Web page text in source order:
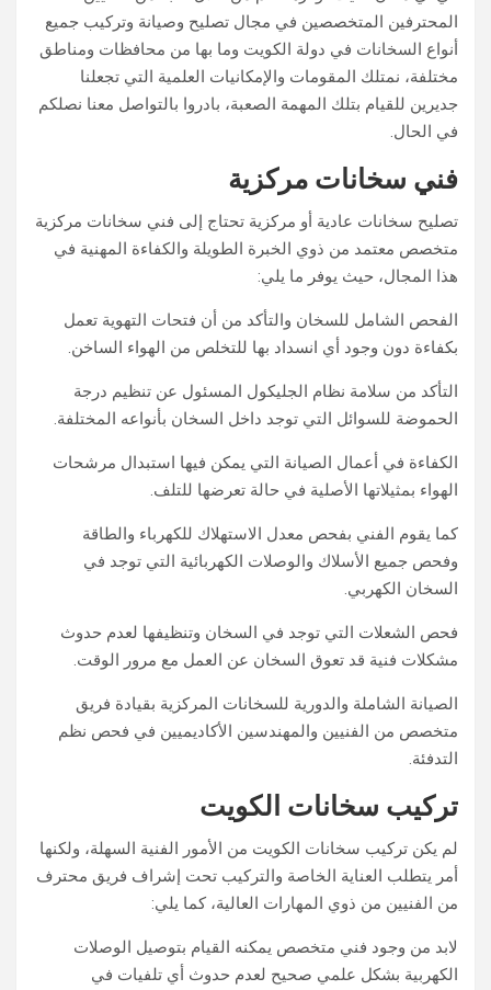
المحترفين المتخصصين في مجال تصليح وصيانة وتركيب جميع
أنواع السخانات في دولة الكويت وما بها من محافظات ومناطق
مختلفة، نمتلك المقومات والإمكانيات العلمية التي تجعلنا
جديرين للقيام بتلك المهمة الصعبة، بادروا بالتواصل معنا نصلكم
في الحال.
فني سخانات مركزية
تصليح سخانات عادية أو مركزية تحتاج إلى فني سخانات مركزية
متخصص معتمد من ذوي الخبرة الطويلة والكفاءة المهنية في
هذا المجال، حيث يوفر ما يلي:
الفحص الشامل للسخان والتأكد من أن فتحات التهوية تعمل
بكفاءة دون وجود أي انسداد بها للتخلص من الهواء الساخن.
التأكد من سلامة نظام الجليكول المسئول عن تنظيم درجة
الحموضة للسوائل التي توجد داخل السخان بأنواعه المختلفة.
الكفاءة في أعمال الصيانة التي يمكن فيها استبدال مرشحات
الهواء بمثيلاتها الأصلية في حالة تعرضها للتلف.
كما يقوم الفني بفحص معدل الاستهلاك للكهرباء والطاقة
وفحص جميع الأسلاك والوصلات الكهربائية التي توجد في
السخان الكهربي.
فحص الشعلات التي توجد في السخان وتنظيفها لعدم حدوث
مشكلات فنية قد تعوق السخان عن العمل مع مرور الوقت.
الصيانة الشاملة والدورية للسخانات المركزية بقيادة فريق
متخصص من الفنيين والمهندسين الأكاديميين في فحص نظم
التدفئة.
تركيب سخانات الكويت
لم يكن تركيب سخانات الكويت من الأمور الفنية السهلة، ولكنها
أمر يتطلب العناية الخاصة والتركيب تحت إشراف فريق محترف
من الفنيين من ذوي المهارات العالية، كما يلي:
لابد من وجود فني متخصص يمكنه القيام بتوصيل الوصلات
الكهربية بشكل علمي صحيح لعدم حدوث أي تلفيات في